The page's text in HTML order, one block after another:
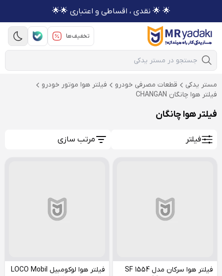
🌟 🌟 نقدی ، اقساطی و اعتباری 🌟🌟
تخفیف‌ها
Mobile Search
مستر یدکی قطعات مصرفی خودرو
فیلتر هوا موتور خودرو
فیلتر هوا چانگان CHANGAN
فیلتر هوا چانگان
فیلتر مرتب سازی
فیلتر هوا سرکان مدل SF 1554
فیلتر هوا لوکومبیل LOCO Mobil